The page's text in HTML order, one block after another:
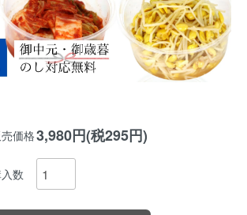
価格3,980円(税295円)
数